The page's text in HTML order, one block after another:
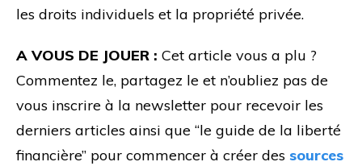
les droits individuels et la propriété privée.
A VOUS DE JOUER : Cet article vous a plu ?
Commentez le, partagez le et n’oubliez pas de
vous inscrire à la newsletter pour recevoir les
derniers articles ainsi que “le guide de la liberté
financière” pour commencer à créer des sources